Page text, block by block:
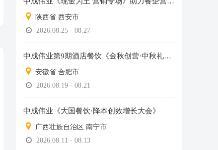
陕西省 西安市
2026.08.25 - 08.27
中成伟业第9期酒店餐饮《金秋创营·中秋礼盒全员销售实战营》
安徽省 合肥市
2026.08.19 - 08.21
中成伟业《大国餐饮·降本创效增长大会》
广西壮族自治区 南宁市
2026.08.11 - 08.13